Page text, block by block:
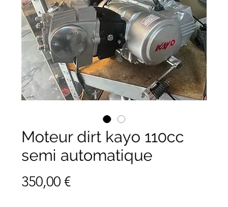
Moteur dirt kayo 110cc
semi automatique
350,00 €Prix